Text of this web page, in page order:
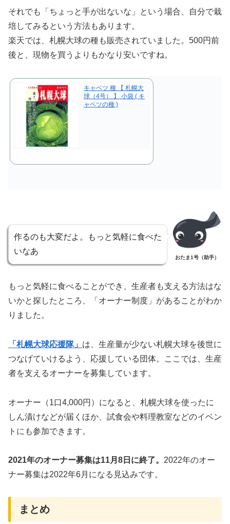
それでも「ちょっと手が出ないな」という場合、自分で栽
培してみるという方法もあります。
楽天では、札幌大球の種も販売されていました。500円前
後と、現物を買うよりもかなり安いですね。
キャベツ 種 【 札幌大
球（4号） 】 小袋 ( キ
ャベツの種 )
作るのも大変だよ。もっと気軽に食べた
いなあ
おたま1号（助手）
もっと気軽に食べることができ、生産者も支える方法はな
いかと探したところ、「オーナー制度」があることがわか
りました。
「札幌大球応援隊」 は、生産量が少ない札幌大球を後世に
つなげていけるよう、応援している団体。ここでは、生産
者を支えるオーナーを募集しています。
オーナー（1口4,000円）になると、札幌大球を使ったに
しん漬けなどが届くほか、試食会や料理教室などのイベン
トにも参加できます。
2021年のオーナー募集は11月8日に終了。 2022年のオー
ナー募集は2022年6月になる見込みです。
まとめ